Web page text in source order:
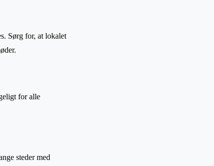
Sørg for, at lokalet
for alle
steder med